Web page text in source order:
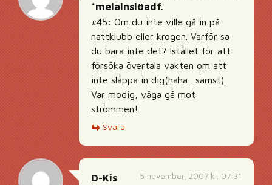
*melalnslöadf.
#45: Om du inte ville gå in på
nattklubb eller krogen. Varför sa
du bara inte det? Istället för att
försöka övertala vakten om att
inte släppa in dig(haha…sämst).
Var modig, våga gå mot
strömmen!
Svara
5 november, 2007 kl. 07:31
D-Kis